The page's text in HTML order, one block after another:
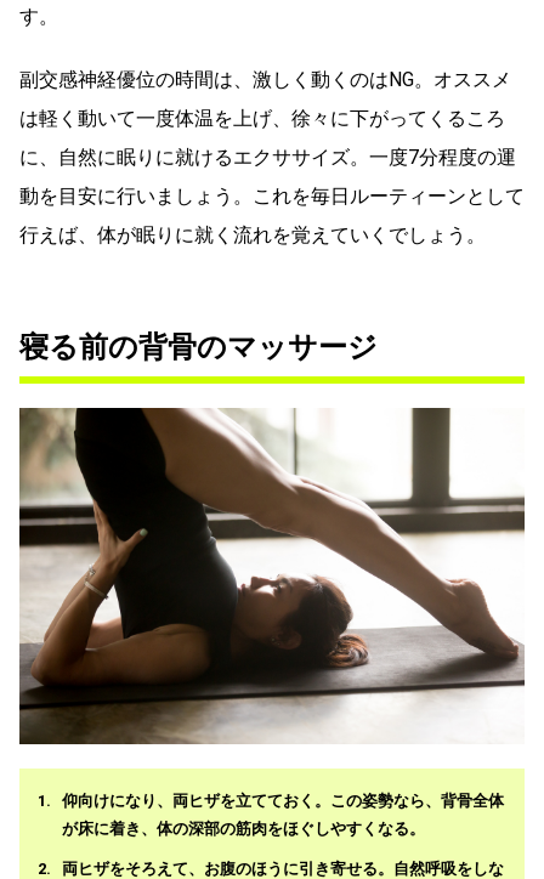
す。
副交感神経優位の時間は、激しく動くのはNG。オススメ
は軽く動いて一度体温を上げ、徐々に下がってくるころ
に、自然に眠りに就けるエクササイズ。一度7分程度の運
動を目安に行いましょう。これを毎日ルーティーンとして
行えば、体が眠りに就く流れを覚えていくでしょう。
寝る前の背骨のマッサージ
仰向けになり、両ヒザを立てておく。この姿勢なら、背骨全体
が床に着き、体の深部の筋肉をほぐしやすくなる。
両ヒザをそろえて、お腹のほうに引き寄せる。自然呼吸をしな